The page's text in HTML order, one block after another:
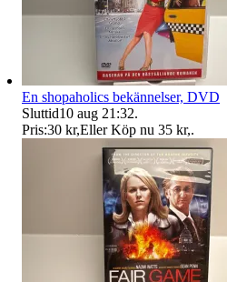
En shopaholics bekännelser, DVD
Sluttid10 aug 21:32.
Pris:30 kr,Eller Köp nu 35 kr,.